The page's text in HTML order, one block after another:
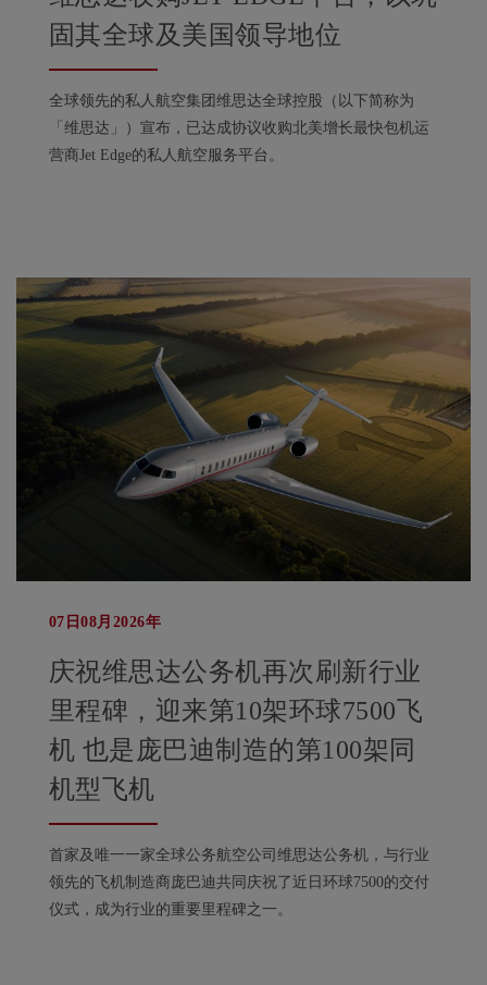
固其全球及美国领导地位
全球领先的私人航空集团维思达全球控股（以下简称为
「维思达」）宣布，已达成协议收购北美增长最快包机运
营商Jet Edge的私人航空服务平台。
07日08月2026年
庆祝维思达公务机再次刷新行业
里程碑，迎来第10架环球7500飞
机 也是庞巴迪制造的第100架同
机型飞机
首家及唯一一家全球公务航空公司维思达公务机，与行业
领先的飞机制造商庞巴迪共同庆祝了近日环球7500的交付
仪式，成为行业的重要里程碑之一。